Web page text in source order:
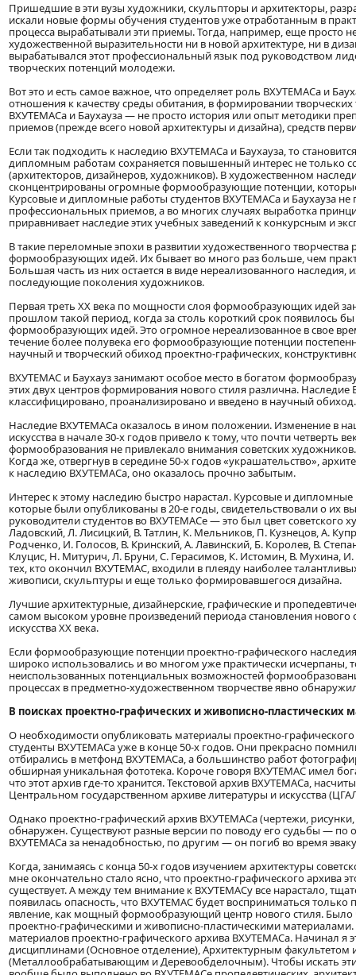
Пришедшие в эти вузы художники, скульпторы и архитекторы,
искали новые формы обучения студентов уже отработанным в
процесса вырабатывали эти приемы. Тогда, например, еще просто
художественной выразительности ни в новой архитектуре, ни в
вырабатывался этот профессиональный язык под руководством
творческих потенций молодежи.
Вот это и есть самое важное, что определяет роль ВХУТЕМАСа и
отношения к качеству среды обитания, в формировании
ВХУТЕМАСа и Баухауза — не просто история или опыт методики
приемов (прежде всего новой архитектуры и дизайна), средств
Если так подходить к наследию ВХУТЕМАСа и Баухауза, то
дипломным работам сохраняется повышенный интерес не только
(архитекторов, дизайнеров, художников). В художественном
сконцентрированы огромные формообразующие потенции,
Курсовые и дипломные работы студентов ВХУТЕМАСа и Баухауза
профессиональных приемов, а во многих случаях выработка
приравнивает наследие этих учебных заведений к конкурсным и
В такие переломные эпохи в развитии художественного
формообразующих идей. Их бывает во много раз больше, чем
Большая часть из них остается в виде нереализованного
последующие поколения художников.
Первая треть XX века по мощности слоя формообразующих идей
прошлом такой период, когда за столь короткий срок появилось
формообразующих идей. Это огромное нереализованное в свое
течение более полувека его формообразующие потенции
научный и творческий обиход проектно-графических,
ВХУТЕМАС и Баухауз занимают особое место в богатом
этих двух центров формирования нового стиля различна.
классифицировано, проанализировано и введено в научный обиход.
Наследие ВХУТЕМАСа оказалось в ином положении. Изменение в
искусства в начале 30-х годов привело к тому, что почти четверть
формообразования не привлекало внимания советских
Когда же, отвергнув в середине 50-х годов «украшательство»,
к наследию ВХУТЕМАСа, оно оказалось прочно забытым.
Интерес к этому наследию быстро нарастал. Курсовые и
которые были опубликованы в 20-е годы, свидетельствовали о их
руководители студентов во ВХУТЕМАСе — это был цвет советского
Ладовский, Л. Лисицкий, В. Татлин, К. Мельников, П. Кузнецов, А.
Родченко, И. Голосов, В. Кринский, А. Лавинский, Б. Королев, В.
Клуцис, Н. Митурич, Л. Бруни, С. Герасимов, К. Истомин, В. Мухина,
тех, кто окончил ВХУТЕМАС, входили в плеяду наиболее
живописи, скульптуры и еще только формировавшегося дизайна.
Лучшие архитектурные, дизайнерские, графические и
самом высоком уровне произведений периода становления нового
искусства XX века.
Если формообразующие потенции проектно-графического
широко использовались и во многом уже практически
неиспользованных потенциальных возможностей
процессах в предметно-художественном творчестве явно
В поисках проектно-графических и живописно-пластических
О необходимости опубликовать материалы проектно-
студенты ВХУТЕМАСа уже в конце 50-х годов. Они прекрасно
отбирались в метфонд ВХУТЕМАСа, а большинство работ
обширная уникальная фототека. Короче говоря ВХУТЕМАС имел
что этот архив где-то хранится. Текстовой архив ВХУТЕМАСа,
Центральном государственном архиве литературы и искусства
Однако проектно-графический архив ВХУТЕМАСа (чертежи,
обнаружен. Существуют разные версии по поводу его судьбы — по
ВХУТЕМАСа за ненадобностью, по другим — он погиб во время
Когда, занимаясь с конца 50-х годов изучением архитектуры
мне окончательно стало ясно, что проектно-графического архива
существует. А между тем внимание к ВХУТЕМАСу все нарастало,
появилась опасность, что ВХУТЕМАС будет восприниматься только
явление, как мощный формообразующий центр нового стиля.
проектно-графическими и живописно-пластическими
материалов проектно-графического архива ВХУТЕМАСа. Начинал я
дисциплинами (Основное отделение), Архитектурным
(Металлообрабатывающим и Деревообделочным). Чтобы искать